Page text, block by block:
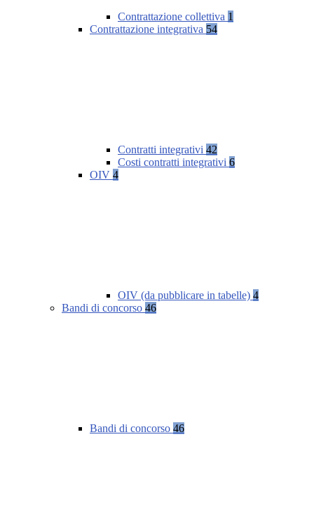
Contrattazione collettiva 1
Contrattazione integrativa 54
Contratti integrativi 42
Costi contratti integrativi 6
OIV 4
OIV (da pubblicare in tabelle) 4
Bandi di concorso 46
Bandi di concorso 46